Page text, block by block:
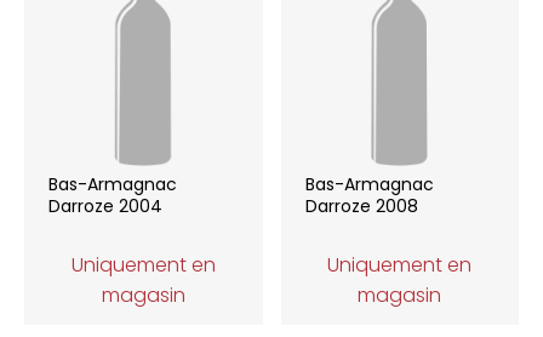
Bas-Armagnac
Darroze 2004
Uniquement en
magasin
Bas-Armagnac
Darroze 2008
Uniquement en
magasin